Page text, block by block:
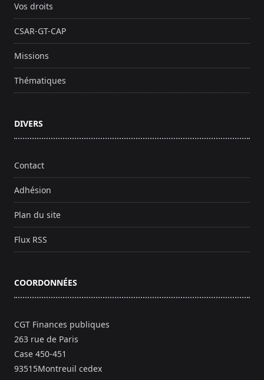
Vos droits
CSAR-GT-CAP
Missions
Thématiques
DIVERS
Contact
Adhésion
Plan du site
Flux RSS
COORDONNÉES
CGT Finances publiques
263 rue de Paris
Case 450-451
93515Montreuil cedex